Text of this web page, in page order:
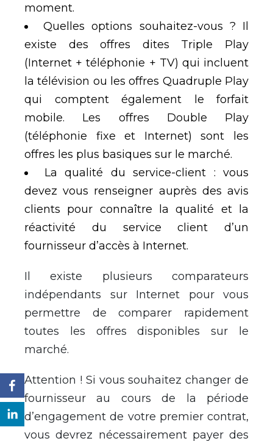
moment.
Quelles options souhaitez-vous ? Il
existe des offres dites Triple Play
(Internet + téléphonie + TV) qui incluent
la télévision ou les offres Quadruple Play
qui comptent également le forfait
mobile. Les offres Double Play
(téléphonie fixe et Internet) sont les
offres les plus basiques sur le marché.
La qualité du service-client : vous
devez vous renseigner auprès des avis
clients pour connaître la qualité et la
réactivité du service client d’un
fournisseur d’accès à Internet.
Il existe plusieurs comparateurs
indépendants sur Internet pour vous
permettre de comparer rapidement
toutes les offres disponibles sur le
marché.
Attention ! Si vous souhaitez changer de
fournisseur au cours de la période
d’engagement de votre premier contrat,
vous devrez nécessairement payer des